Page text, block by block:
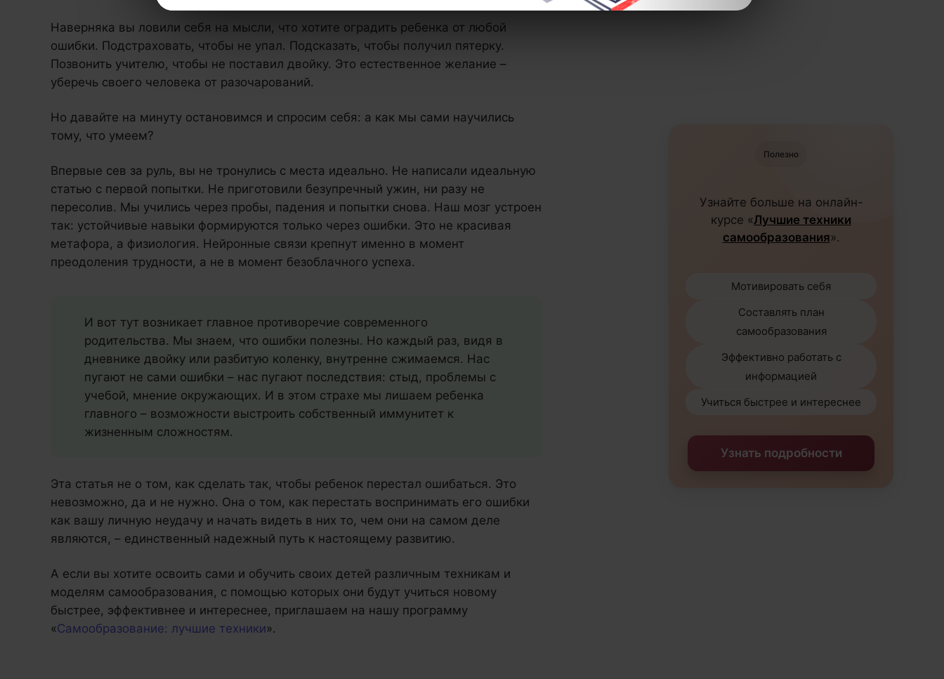
Наверняка вы ловили себя на мысли, что хотите оградить ребенка от любой
ошибки. Подстраховать, чтобы не упал. Подсказать, чтобы получил пятерку.
Позвонить учителю, чтобы не поставил двойку. Это естественное желание –
уберечь своего человека от разочарований.
Но давайте на минуту остановимся и спросим себя: а как мы сами научились
тому, что умеем?
Впервые сев за руль, вы не тронулись с места идеально. Не написали идеальную
статью с первой попытки. Не приготовили безупречный ужин, ни разу не
пересолив. Мы учились через пробы, падения и попытки снова. Наш мозг устроен
так: устойчивые навыки формируются только через ошибки. Это не красивая
метафора, а физиология. Нейронные связи крепнут именно в момент
преодоления трудности, а не в момент безоблачного успеха.
И вот тут возникает главное противоречие современного
родительства. Мы знаем, что ошибки полезны. Но каждый раз, видя в
дневнике двойку или разбитую коленку, внутренне сжимаемся. Нас
пугают не сами ошибки – нас пугают последствия: стыд, проблемы с
учебой, мнение окружающих. И в этом страхе мы лишаем ребенка
главного – возможности выстроить собственный иммунитет к
жизненным сложностям.
Эта статья не о том, как сделать так, чтобы ребенок перестал ошибаться. Это
невозможно, да и не нужно. Она о том, как перестать воспринимать его ошибки
как вашу личную неудачу и начать видеть в них то, чем они на самом деле
являются, – единственный надежный путь к настоящему развитию.
А если вы хотите освоить сами и обучить своих детей различным техникам и
моделям самообразования, с помощью которых они будут учиться новому
быстрее, эффективнее и интереснее, приглашаем на нашу программу
«Самообразование: лучшие техники».
Полезно
Узнайте больше на онлайн-
курсе «Лучшие техники
самообразования».
Мотивировать себя
Составлять план
самообразования
Эффективно работать с
информацией
Учиться быстрее и интереснее
Узнать подробности